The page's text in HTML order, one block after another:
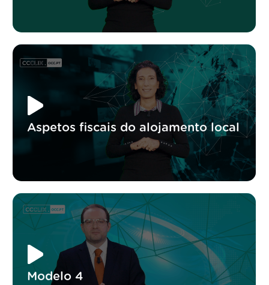
Aspetos fiscais do alojamento local
Modelo 4